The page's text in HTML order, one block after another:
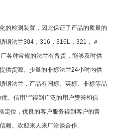
的检测装置，因此保证了产品的质量的
钢法兰304，316，316L，321，＃
各种常规的法兰有备货，能够及时供
供货源。少量的非标法兰24小时内供
钢法兰，产品有国标、英标、非标等品
、信用**”得到广泛的用户赞誉和信
定位，优良的客户服务得到客户的青
赖。欢迎来人来厂洽谈合作。